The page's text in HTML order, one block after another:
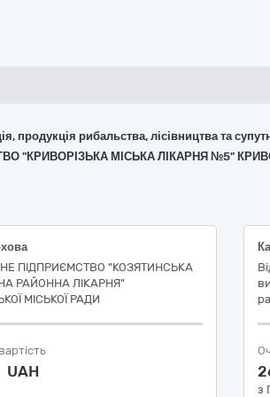
продукція рибальства, лісівництва та
"КРИВОРІЗЬКА МІСЬКА ЛІКАРНЯ №5"
ПІДПРИЄМСТВО "КОЗЯТИНСЬКА
РАЙОННА ЛІКАРНЯ"
МІСЬКОЇ РАДИ
UAH
з